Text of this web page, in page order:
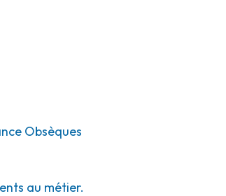
Obsèques
au métier.